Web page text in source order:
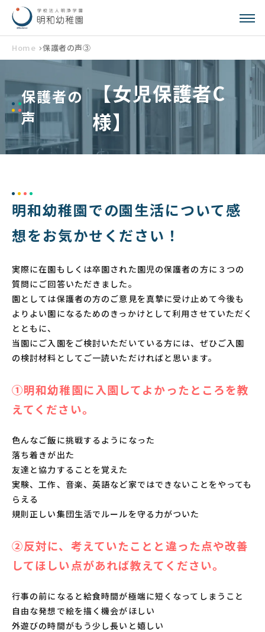
Home 保護者の声③
保護者の
声
【女児保護者C
様】
明和幼稚園での園生活について感
想をお気かせください！
実際に在園もしくは卒園された園児の保護者の方に３つの
質問にご回答いただきました。
園としては保護者の方のご意見を真摯に受け止めて今後も
よりよい園になるためのきっかけとして利用させていただく
とともに、
当園にご入園をご検討いただいている方には、ぜひご入園
の検討材料としてご一読いただければと思います。
①明和幼稚園に入園してよかったところを教
えてください。
色んなご飯に挑戦するようになった
落ち着きが出た
友達と協力することを覚えた
実験、工作、音楽、英語など家ではできないことをやっても
らえる
規則正しい集団生活でルールを守る力がついた
②反対に、考えていたことと違った点や改善
してほしい点があれば教えてください。
行事の前になると給食時間が極端に短くなってしまうこと
自由な発想で絵を描く機会がほしい
外遊びの時間がもう少し長いと嬉しい